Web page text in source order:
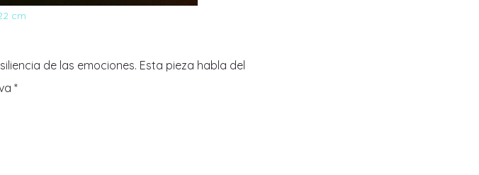
cm
de las emociones. Esta pieza habla del
*